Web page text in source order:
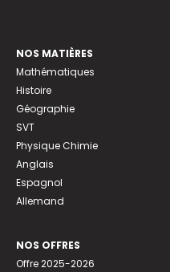
NOS MATIÈRES
Mathématiques
Histoire
Géographie
SVT
Physique Chimie
Anglais
Espagnol
Allemand
NOS OFFRES
Offre 2025-2026